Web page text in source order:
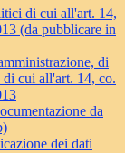
di cui all'art. 14,
(da pubblicare in
di
cui all'art. 14, co.
da
dei dati